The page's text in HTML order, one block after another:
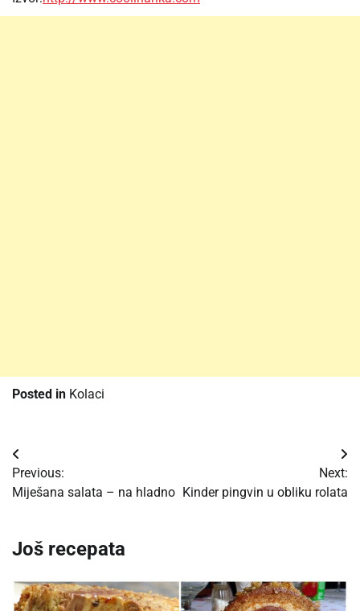
Posted in Kolaci
Post
navigation
Previous:
Miješana salata – na hladno
Next:
Kinder pingvin u obliku rolata
Još recepata